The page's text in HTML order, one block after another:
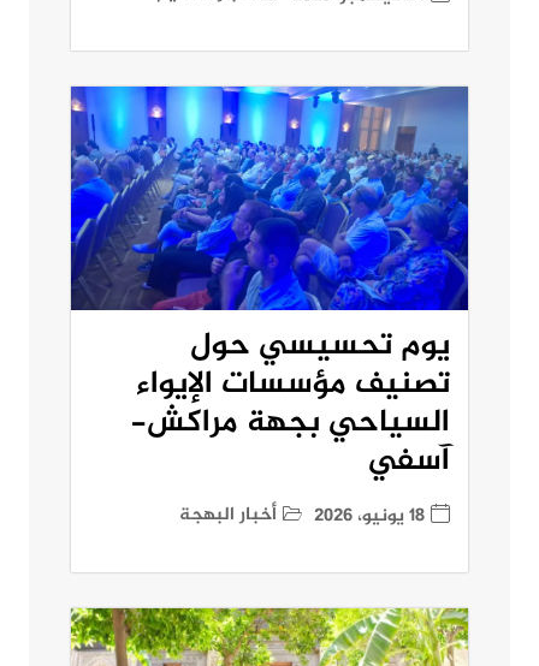
يوم تحسيسي حول
تصنيف مؤسسات الإيواء
السياحي بجهة مراكش-
آسفي
18 يونيو، 2026 أخبار البهجة